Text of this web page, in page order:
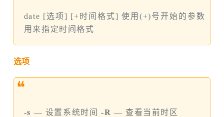
date [选项] [+时间格式] 使用(+)号开始的参数
用来指定时间格式
选项
❝
-s — 设置系统时间 -R — 查看当前时区